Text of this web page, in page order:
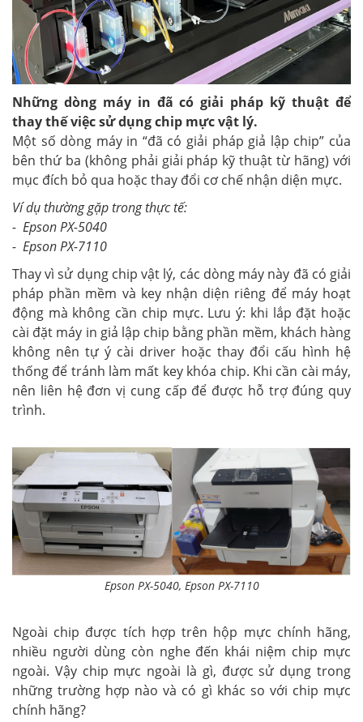
Những dòng máy in đã có giải pháp kỹ thuật để
thay thế việc sử dụng chip mực vật lý.
Một số dòng máy in “đã có giải pháp giả lập chip” của
bên thứ ba (không phải giải pháp kỹ thuật từ hãng) với
mục đích bỏ qua hoặc thay đổi cơ chế nhận diện mực.
Ví dụ thường gặp trong thực tế:
- Epson PX-5040
- Epson PX-7110
Thay vì sử dụng chip vật lý, các dòng máy này đã có giải
pháp phần mềm và key nhận diện riêng để máy hoạt
động mà không cần chip mực. Lưu ý: khi lắp đặt hoặc
cài đặt máy in giả lập chip bằng phần mềm, khách hàng
không nên tự ý cài driver hoặc thay đổi cấu hình hệ
thống để tránh làm mất key khóa chip. Khi cần cài máy,
nên liên hệ đơn vị cung cấp để được hỗ trợ đúng quy
trình.
Epson PX-5040, Epson PX-7110
Ngoài chip được tích hợp trên hộp mực chính hãng,
nhiều người dùng còn nghe đến khái niệm chip mực
ngoài. Vậy chip mực ngoài là gì, được sử dụng trong
những trường hợp nào và có gì khác so với chip mực
chính hãng?